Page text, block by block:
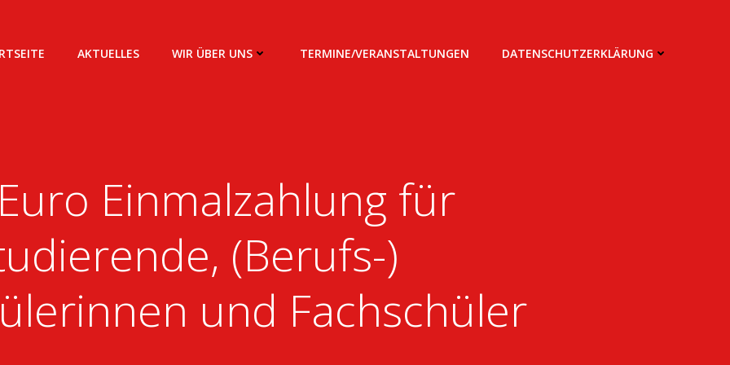
AKTUELLES WIR ÜBER UNS TERMINE/VERANSTALTUNGEN DATENSCHUTZERKLÄRUNG
Einmalzahlung für
(Berufs-)​
und Fachschüler